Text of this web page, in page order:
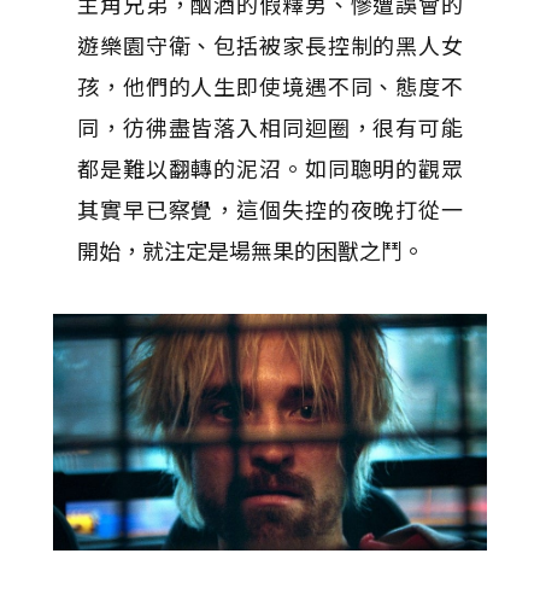
遊樂園守衛、包括被家長控制的黑人女
孩，他們的人生即使境遇不同、態度不
同，彷彿盡皆落入相同迴圈，很有可能
都是難以翻轉的泥沼。如同聰明的觀眾
其實早已察覺，這個失控的夜晚打從一
開始，就注定是場無果的困獸之鬥。